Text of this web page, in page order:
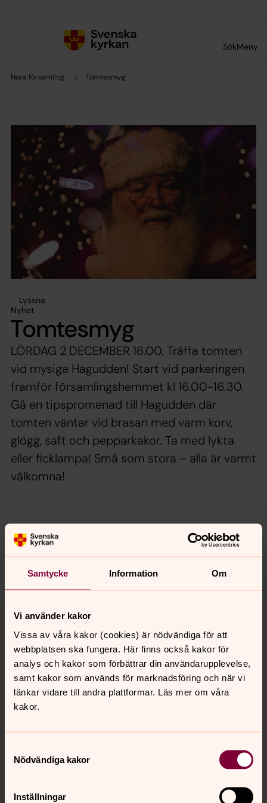
Samtycke Information Om
Vi använder kakor
Vissa av våra kakor (cookies) är nödvändiga för att
webbplatsen ska fungera. Här finns också kakor för
analys och kakor som förbättrar din användarupplevelse,
samt kakor som används för marknadsföring och när vi
länkar vidare till andra plattformar. Läs mer om våra
kakor.
Nödvändiga kakor
Inställningar
SökMeny
Nora församling Tomtesmyg
Lyssna
Nyhet
Tomtesmyg
LÖRDAG 2 DECEMBER 16.00. Träffa tomten
vid mysiga Hagudden! Start vid parkeringen
framför församlingshemmet kl 16.00-16.30.
Gå en tipspromenad till Hagudden där
tomten väntar vid brasan med varm korv,
glögg, saft och pepparkakor. Ta med lykta
eller ficklampa! Små som stora – alla är varmt
välkomna!
Synpunkter eller frågor på sidans
innehåll?
nora.tarnsjo.forsamling@svenskakyrkan.se
Kontakt
Kalender
Hitta snabbt